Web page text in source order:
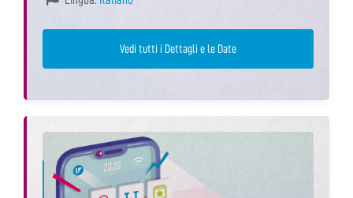
Vedi tutti i Dettagli e le Date